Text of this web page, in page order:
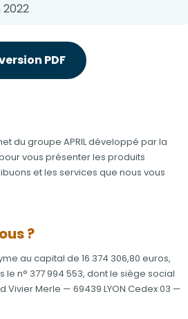
2022
PDF
du groupe APRIL développé par la
vous présenter les produits
et les services que nous vous
?
au capital de 16 374 306,80 euros,
le n° 377 994 553, dont le siège social
Vivier Merle — 69439 LYON Cedex 03 —